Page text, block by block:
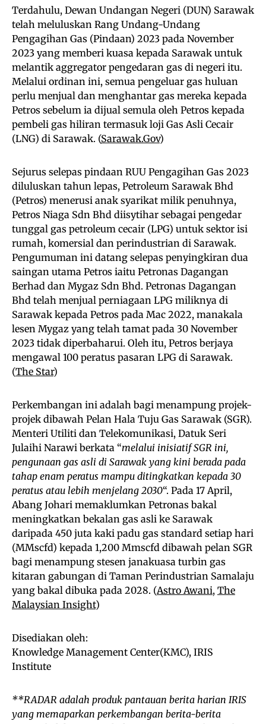
Terdahulu, Dewan Undangan Negeri (DUN) Sarawak
telah meluluskan Rang Undang-Undang
Pengagihan Gas (Pindaan) 2023 pada November
2023 yang memberi kuasa kepada Sarawak untuk
melantik aggregator pengedaran gas di negeri itu.
Melalui ordinan ini, semua pengeluar gas huluan
perlu menjual dan menghantar gas mereka kepada
Petros sebelum ia dijual semula oleh Petros kepada
pembeli gas hiliran termasuk loji Gas Asli Cecair
(LNG) di Sarawak. (Sarawak.Gov)
Sejurus selepas pindaan RUU Pengagihan Gas 2023
diluluskan tahun lepas, Petroleum Sarawak Bhd
(Petros) menerusi anak syarikat milik penuhnya,
Petros Niaga Sdn Bhd diisytihar sebagai pengedar
tunggal gas petroleum cecair (LPG) untuk sektor isi
rumah, komersial dan perindustrian di Sarawak.
Pengumuman ini datang selepas penyingkiran dua
saingan utama Petros iaitu Petronas Dagangan
Berhad dan Mygaz Sdn Bhd. Petronas Dagangan
Bhd telah menjual perniagaan LPG miliknya di
Sarawak kepada Petros pada Mac 2022, manakala
lesen Mygaz yang telah tamat pada 30 November
2023 tidak diperbaharui. Oleh itu, Petros berjaya
mengawal 100 peratus pasaran LPG di Sarawak.
(The Star)
Perkembangan ini adalah bagi menampung projek-
projek dibawah Pelan Hala Tuju Gas Sarawak (SGR).
Menteri Utiliti dan Telekomunikasi, Datuk Seri
Julaihi Narawi berkata “melalui inisiatif SGR ini,
pengunaan gas asli di Sarawak yang kini berada pada
tahap enam peratus mampu ditingkatkan kepada 30
peratus atau lebih menjelang 2030“. Pada 17 April,
Abang Johari memaklumkan Petronas bakal
meningkatkan bekalan gas asli ke Sarawak
daripada 450 juta kaki padu gas standard setiap hari
(MMscfd) kepada 1,200 Mmscfd dibawah pelan SGR
bagi menampung stesen janakuasa turbin gas
kitaran gabungan di Taman Perindustrian Samalaju
yang bakal dibuka pada 2028. (Astro Awani, The
Malaysian Insight)
Disediakan oleh:
Knowledge Management Center(KMC), IRIS
Institute
**RADAR adalah produk pantauan berita harian IRIS
yang memaparkan perkembangan berita-berita